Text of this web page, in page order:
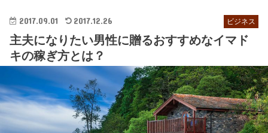
ビジネス
2017.09.01 2017.12.26
主夫になりたい男性に贈るおすすめなイマド
キの稼ぎ方とは？